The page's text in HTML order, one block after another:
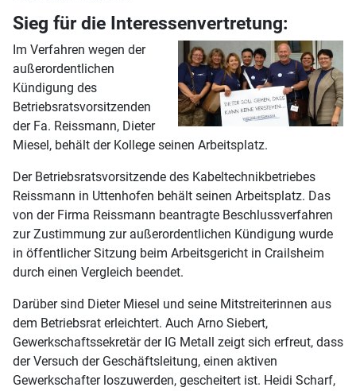
Sieg für die Interessenvertretung:
Im Verfahren wegen der
außerordentlichen
Kündigung des
Betriebsratsvorsitzenden
der Fa. Reissmann, Dieter
Miesel, behält der Kollege seinen Arbeitsplatz.
Der Betriebsratsvorsitzende des Kabeltechnikbetriebes
Reissmann in Uttenhofen behält seinen Arbeitsplatz. Das
von der Firma Reissmann beantragte Beschlussverfahren
zur Zustimmung zur außerordentlichen Kündigung wurde
in öffentlicher Sitzung beim Arbeitsgericht in Crailsheim
durch einen Vergleich beendet.
Darüber sind Dieter Miesel und seine Mitstreiterinnen aus
dem Betriebsrat erleichtert. Auch Arno Siebert,
Gewerkschaftssekretär der IG Metall zeigt sich erfreut, dass
der Versuch der Geschäftsleitung, einen aktiven
Gewerkschafter loszuwerden, gescheitert ist. Heidi Scharf,